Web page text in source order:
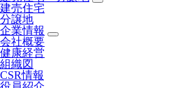
建売住宅
分譲地
企業情報
会社概要
健康経営
組織図
CSR情報